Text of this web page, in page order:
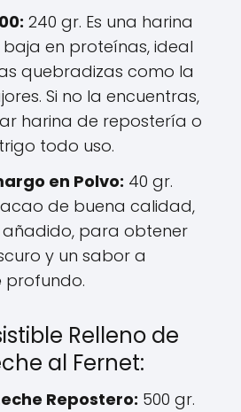
240 gr. Es una harina
en proteínas, ideal
quebradizas como la
Si no la encuentras,
harina de repostería o
todo uso.
en Polvo: 40 gr.
de buena calidad,
añadido, para obtener
y un sabor a
profundo.
Relleno de
al Fernet:
Repostero: 500 gr.